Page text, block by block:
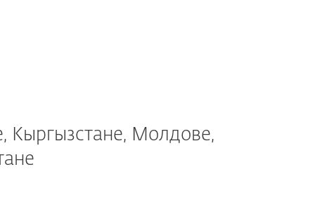
Кыргызстане, Молдове,